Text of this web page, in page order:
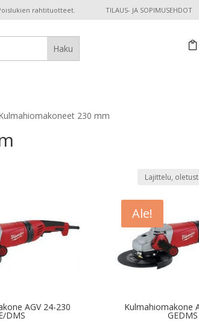
rahtituotteet. TILAUS- JA SOPIMUSEHDOT
230 mm
AGV 24-230
DMS
Ale!
Kulmahiomakone
GEDMS